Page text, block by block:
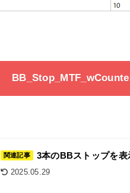
関連記事 3本のBBストップを
2025.05.29